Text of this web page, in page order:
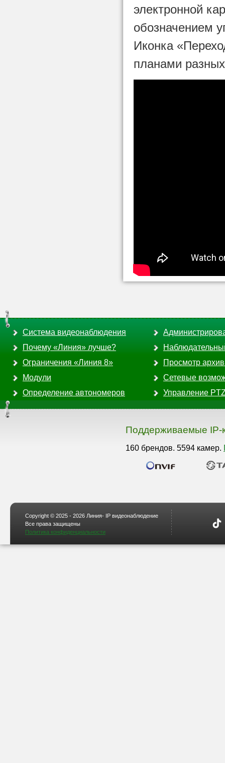
электронной
обозначением
Иконка
планами
Система видеонаблюдения
Почему «Линия» лучше?
Ограничения «Линия 8»
Модули
Определение автономеров
Просмотр
Сетевые
Управление
Поддерживаемые IP-
160 брендов. 5594 камер.
Copyright © 2025 - 2026 Линия- IP видеонаблюдение
Все права защищены
Политика конфиденциальности